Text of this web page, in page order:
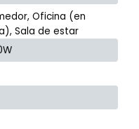
Oficina (en
Sala de estar